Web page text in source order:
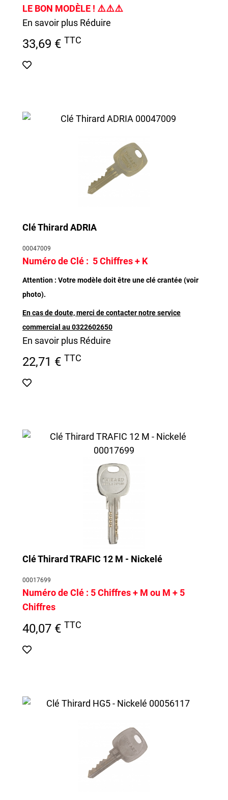
LE BON MODÈLE ! ⚠️⚠️⚠️
En savoir plus Réduire
33,69 € TTC
Clé Thirard ADRIA
00047009
Numéro de Clé : 5 Chiffres + K
Attention : Votre modèle doit être une clé crantée (voir
photo).
En cas de doute, merci de contacter notre service
commercial au 0322602650
En savoir plus Réduire
22,71 € TTC
Clé Thirard TRAFIC 12 M - Nickelé
00017699
Numéro de Clé : 5 Chiffres + M ou M + 5
Chiffres
40,07 € TTC